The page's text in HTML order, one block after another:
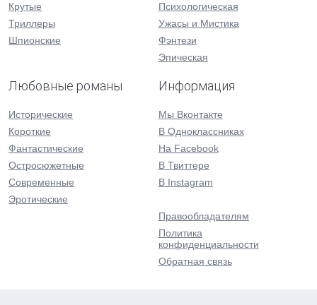
Крутые
Триллеры
Шпионские
Психологическая
Ужасы и Мистика
Фэнтези
Эпическая
Любовные романы
Исторические
Короткие
Фантастические
Остросюжетные
Современные
Эротические
Информация
Мы Вконтакте
В Одноклассниках
На Facebook
В Твиттере
В Instagram
Правообладателям
Политика
конфиденциальности
Обратная связь